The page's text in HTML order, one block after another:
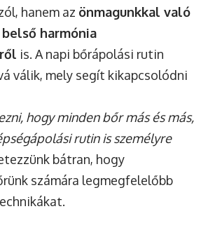
hanem az önmagunkkal való
belső harmónia
is. A napi bőrápolási rutin
válik, mely segít kikapcsolódni
hogy minden bőr más és más,
rutin is személyre
bátran, hogy
számára legmegfelelőbb